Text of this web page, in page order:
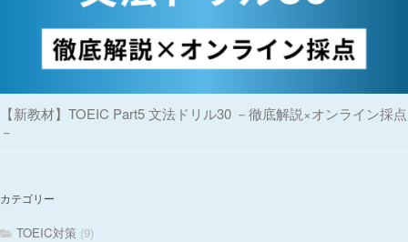
【新教材】TOEIC Part5 文法ドリル30 －徹底解説×オンライン採点
－
カテゴリー
TOEIC対策 (9)